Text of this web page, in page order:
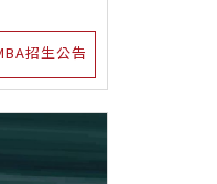
招生公告